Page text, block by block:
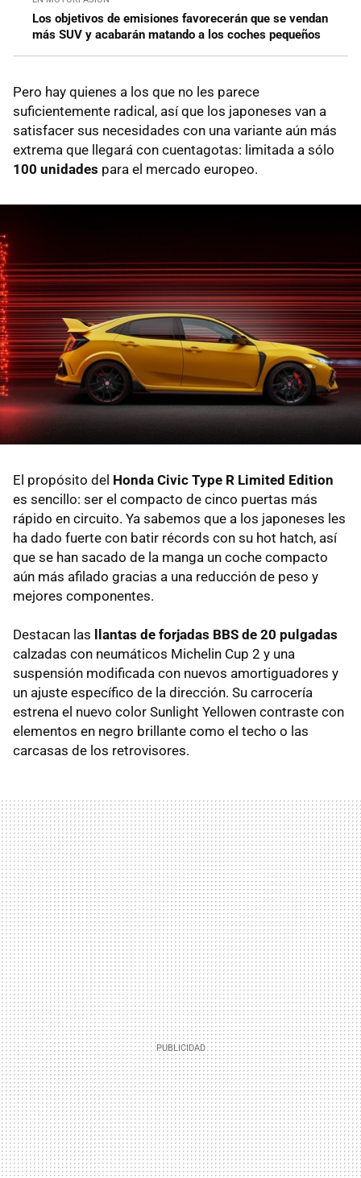
Los objetivos de emisiones favorecerán que se vendan
más SUV y acabarán matando a los coches pequeños
Pero hay quienes a los que no les parece
suficientemente radical, así que los japoneses van a
satisfacer sus necesidades con una variante aún más
extrema que llegará con cuentagotas: limitada a sólo
100 unidades para el mercado europeo.
El propósito del Honda Civic Type R Limited Edition
es sencillo: ser el compacto de cinco puertas más
rápido en circuito. Ya sabemos que a los japoneses les
ha dado fuerte con batir récords con su hot hatch, así
que se han sacado de la manga un coche compacto
aún más afilado gracias a una reducción de peso y
mejores componentes.
Destacan las
llantas de forjadas BBS de 20 pulgadas
calzadas con neumáticos Michelin Cup 2 y una
suspensión modificada con nuevos amortiguadores y
un ajuste específico de la dirección. Su carrocería
estrena el nuevo color Sunlight Yellowen contraste con
elementos en negro brillante como el techo o las
carcasas de los retrovisores.